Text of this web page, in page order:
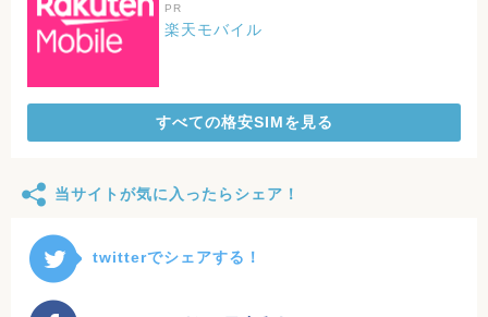
PR
楽天モバイル
すべての格安SIMを見る
当サイトが気に入ったらシェア！
twitterでシェアする！